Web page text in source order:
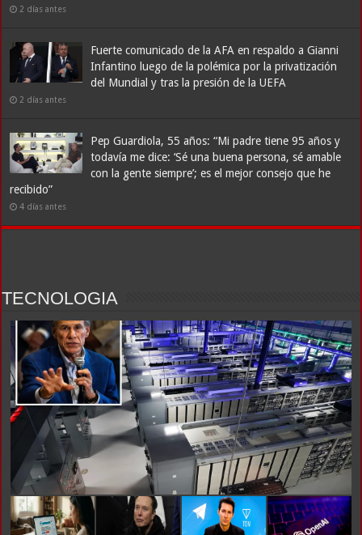
2 días antes
Fuerte comunicado de la AFA en respaldo a Gianni
Infantino luego de la polémica por la privatización
del Mundial y tras la presión de la UEFA
2 días antes
Pep Guardiola, 55 años: “Mi padre tiene 95 años y
todavía me dice: ‘Sé una buena persona, sé amable
con la gente siempre’; es el mejor consejo que he
recibido”
4 días antes
TECNOLOGIA